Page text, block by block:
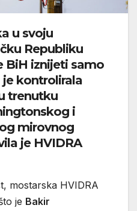
u svoju
Republiku
BiH iznijeti samo
kontrolirala
trenutku
i
mirovnog
je HVIDRA
mostarska HVIDRA
je Bakir